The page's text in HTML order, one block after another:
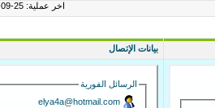
اخر عملية: 25-09-2008
بيانات الإتصال
الرسائل الفورية
elya4a@hotmail.com